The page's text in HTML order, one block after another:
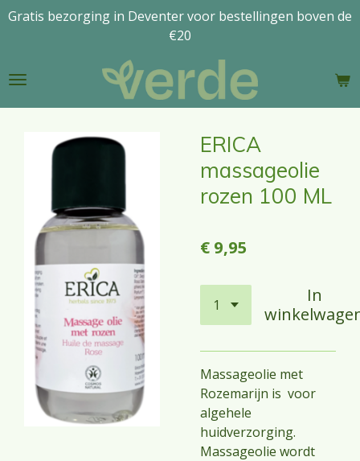
Ga
de
Gratis bezorging in Deventer voor bestellingen boven de
€20
ERICA
massageolie
rozen 100 ML
€ 9,95
In
Massageolie met
Rozemarijn is voor
algehele
huidverzorging.
Massageolie wordt